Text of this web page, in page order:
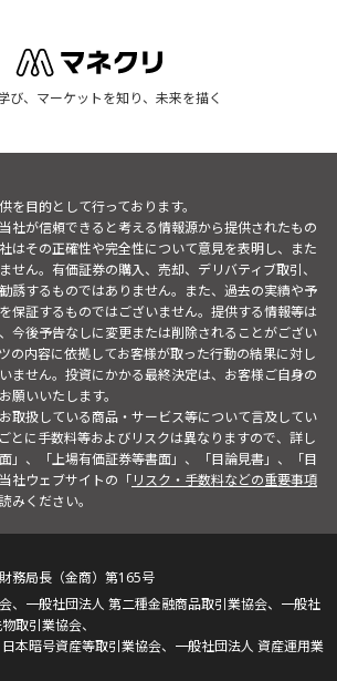
び、マーケットを知り、未来を描く
を目的として行っております。
社が信頼できると考える情報源から提供されたもの
はその正確性や完全性について意見を表明し、また
せん。有価証券の購入、売却、デリバティブ取引、
誘するものではありません。また、過去の実績や予
保証するものではございません。提供する情報等は
今後予告なしに変更または削除されることがござい
の内容に依拠してお客様が取った行動の結果に対し
ません。投資にかかる最終決定は、お客様ご自身の
願いいたします。
取扱している商品・サービス等について言及してい
とに手数料等およびリスクは異なりますので、詳し
」、「上場有価証券等書面」、「目論見書」、「目
社ウェブサイトの「リスク・手数料などの重要事項
みください。
務局長（金商）第165号
、一般社団法人 第二種金融商品取引業協会、一般社
取引業協会、
本暗号資産等取引業協会、一般社団法人 資産運用業